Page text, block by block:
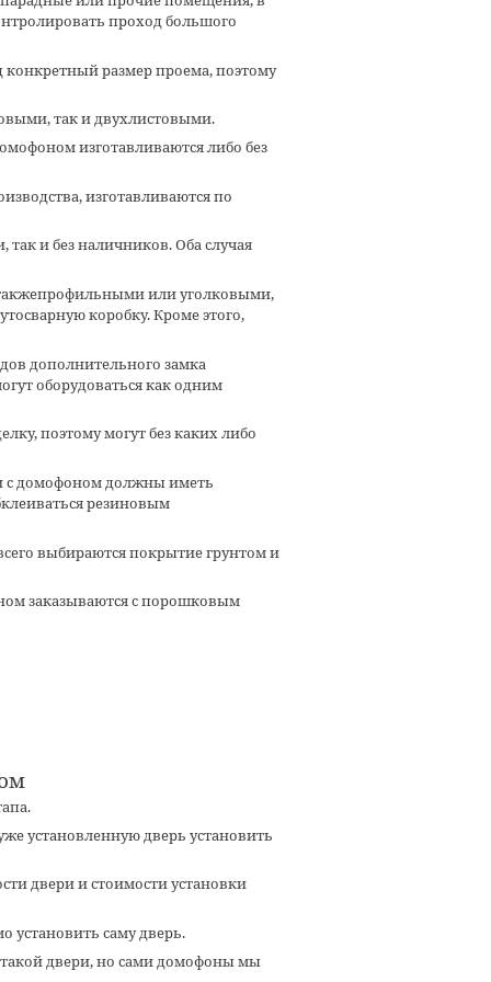
проход большого
конкретный размер проема, поэтому
так и двухлистовыми.
изготавливаются либо без
изготавливаются по
и без наличников. Оба случая
или уголковыми,
коробку. Кроме этого,
дополнительного замка
оборудоваться как одним
поэтому могут без каких либо
с домофономдолжны иметь
резиновым
выбираются покрытие грунтом и
заказываются с порошковым
установленную дверь установить
двери и стоимости установки
установить саму дверь.
такой двери, но сами домофоны мы